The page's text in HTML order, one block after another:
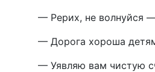
— Рерих, не волнуйся —
— Дорога хороша
— Уявляю вам чистую